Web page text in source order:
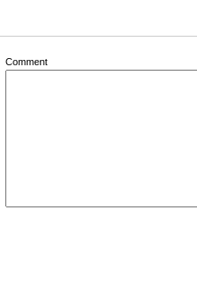
Comment